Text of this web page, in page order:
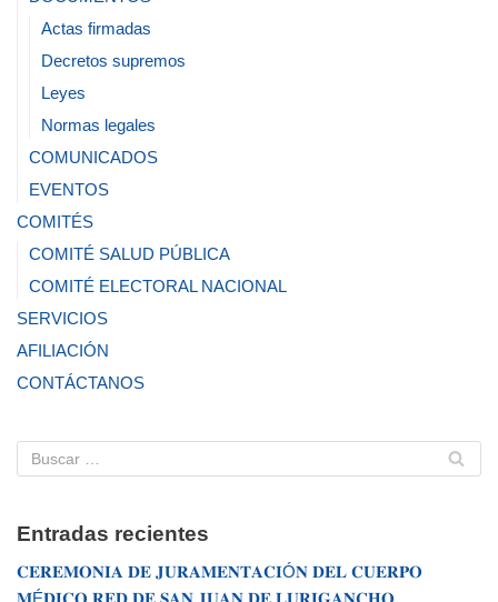
Actas firmadas
Decretos supremos
Leyes
Normas legales
COMUNICADOS
EVENTOS
COMITÉS
COMITÉ SALUD PÚBLICA
COMITÉ ELECTORAL NACIONAL
SERVICIOS
AFILIACIÓN
CONTÁCTANOS
Entradas recientes
𝐂𝐄𝐑𝐄𝐌𝐎𝐍𝐈𝐀 𝐃𝐄 𝐉𝐔𝐑𝐀𝐌𝐄𝐍𝐓𝐀𝐂𝐈Ó𝐍 𝐃𝐄𝐋 𝐂𝐔𝐄𝐑𝐏𝐎
𝐌É𝐃𝐈𝐂𝐎 𝐑𝐄𝐃 𝐃𝐄 𝐒𝐀𝐍 𝐉𝐔𝐀𝐍 𝐃𝐄 𝐋𝐔𝐑𝐈𝐆𝐀𝐍𝐂𝐇𝐎